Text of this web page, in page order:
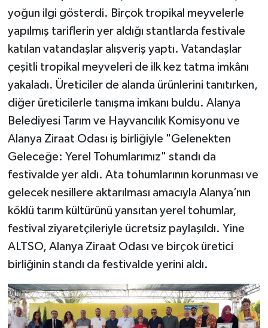
yoğun ilgi gösterdi. Birçok tropikal meyvelerle
yapılmış tariflerin yer aldığı stantlarda festivale
katılan vatandaşlar alışveriş yaptı. Vatandaşlar
çeşitli tropikal meyveleri de ilk kez tatma imkânı
yakaladı. Üreticiler de alanda ürünlerini tanıtırken,
diğer üreticilerle tanışma imkanı buldu. Alanya
Belediyesi Tarım ve Hayvancılık Komisyonu ve
Alanya Ziraat Odası iş birliğiyle "Gelenekten
Geleceğe: Yerel Tohumlarımız" standı da
festivalde yer aldı. Ata tohumlarının korunması ve
gelecek nesillere aktarılması amacıyla Alanya’nın
köklü tarım kültürünü yansıtan yerel tohumlar,
festival ziyaretçileriyle ücretsiz paylaşıldı. Yine
ALTSO, Alanya Ziraat Odası ve birçok üretici
birliğinin standı da festivalde yerini aldı.